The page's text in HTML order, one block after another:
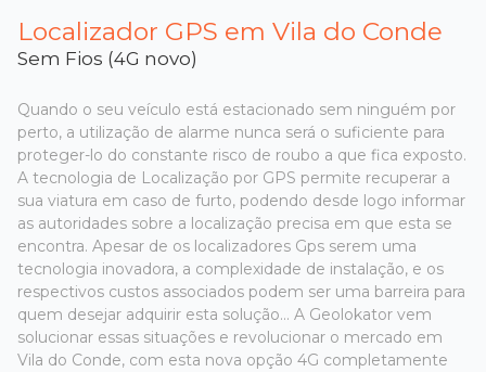
Localizador GPS em Vila do Conde
Sem Fios (4G novo)
Quando o seu veículo está estacionado sem ninguém por
perto, a utilização de alarme nunca será o suficiente para
proteger-lo do constante risco de roubo a que fica exposto.
A tecnologia de Localização por GPS permite recuperar a
sua viatura em caso de furto, podendo desde logo informar
as autoridades sobre a localização precisa em que esta se
encontra. Apesar de os localizadores Gps serem uma
tecnologia inovadora, a complexidade de instalação, e os
respectivos custos associados podem ser uma barreira para
quem desejar adquirir esta solução... A Geolokator vem
solucionar essas situações e revolucionar o mercado em
Vila do Conde, com esta nova opção 4G completamente